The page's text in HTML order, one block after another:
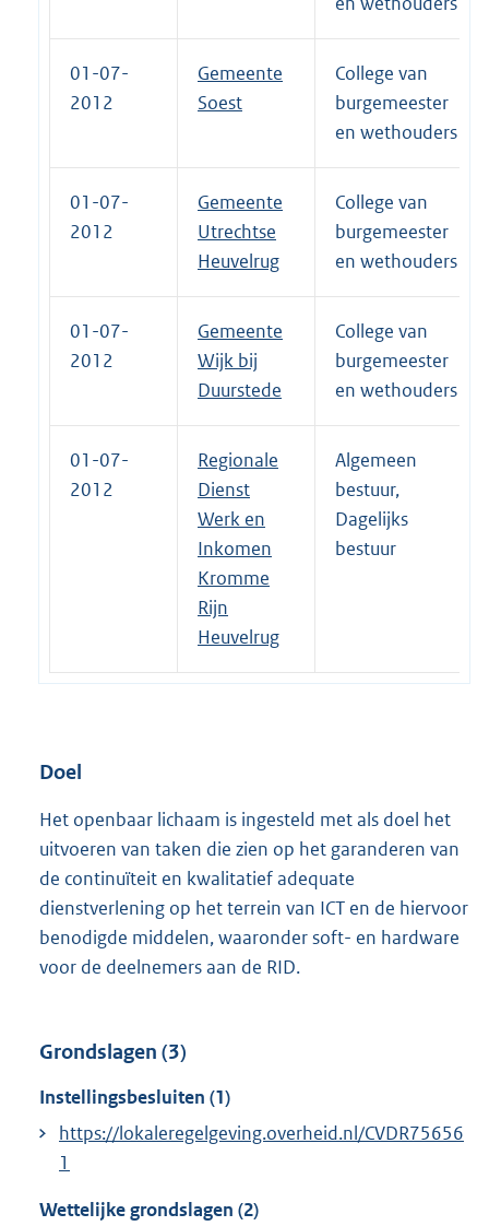
01-07-
2012
Gemeente
Soest
College van
burgemeester
en wethouders
01-07-
2012
Gemeente
Utrechtse
Heuvelrug
College van
burgemeester
en wethouders
01-07-
2012
Gemeente
Wijk bij
Duurstede
College van
burgemeester
en wethouders
01-07-
2012
Regionale
Dienst
Werk en
Inkomen
Kromme
Rijn
Heuvelrug
Algemeen
bestuur,
Dagelijks
bestuur
Doel
Het openbaar lichaam is ingesteld met als doel het
uitvoeren van taken die zien op het garanderen van
de continuïteit en kwalitatief adequate
dienstverlening op het terrein van ICT en de hiervoor
benodigde middelen, waaronder soft- en hardware
voor de deelnemers aan de RID.
Grondslagen (3)
Instellingsbesluiten (1)
https://lokaleregelgeving.overheid.nl/CVDR75656
1
Wettelijke grondslagen (2)